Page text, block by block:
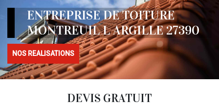
ENTREPRISE DE TOITURE
MONTREUIL L ARGILLE 27390
NOS REALISATIONS
DEVIS GRATUIT